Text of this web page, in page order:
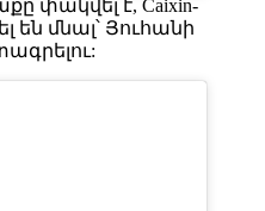
փակվել է, Caixin-
են մնալ՝ Յուհանի